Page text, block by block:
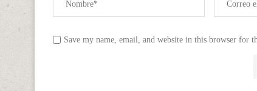
Save my name, email, and website in this browser for